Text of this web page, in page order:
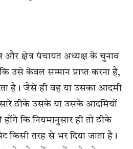
और क्षेत्र पंचायत अध्यक्ष के चुनाव
उसे केवल सम्मान प्राप्त करना है,
है। जैसे ही वह या उसका आदमी
सारे ठीके उसके या उसके आदमियों
कि नियमानुसार ही तो ठीके
किसी तरह से भर दिया जाता है।